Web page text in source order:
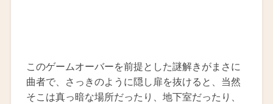
このゲームオーバーを前提とした謎解きがまさに
曲者で、さっきのように隠し扉を抜けると、当然
そこは真っ暗な場所だったり、地下室だったり、